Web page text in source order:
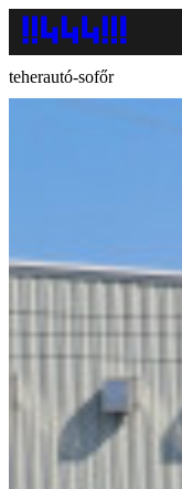
teherautó-sofőr